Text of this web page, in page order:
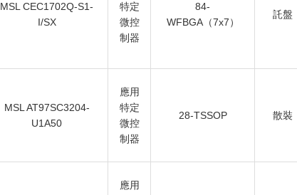
MSL CEC1702Q-S1-
I/SX
特定
微控
制器
84-
WFBGA（7x7）
託盤
MSL AT97SC3204-
U1A50
應用
特定
微控
制器
28-TSSOP 散裝
應用